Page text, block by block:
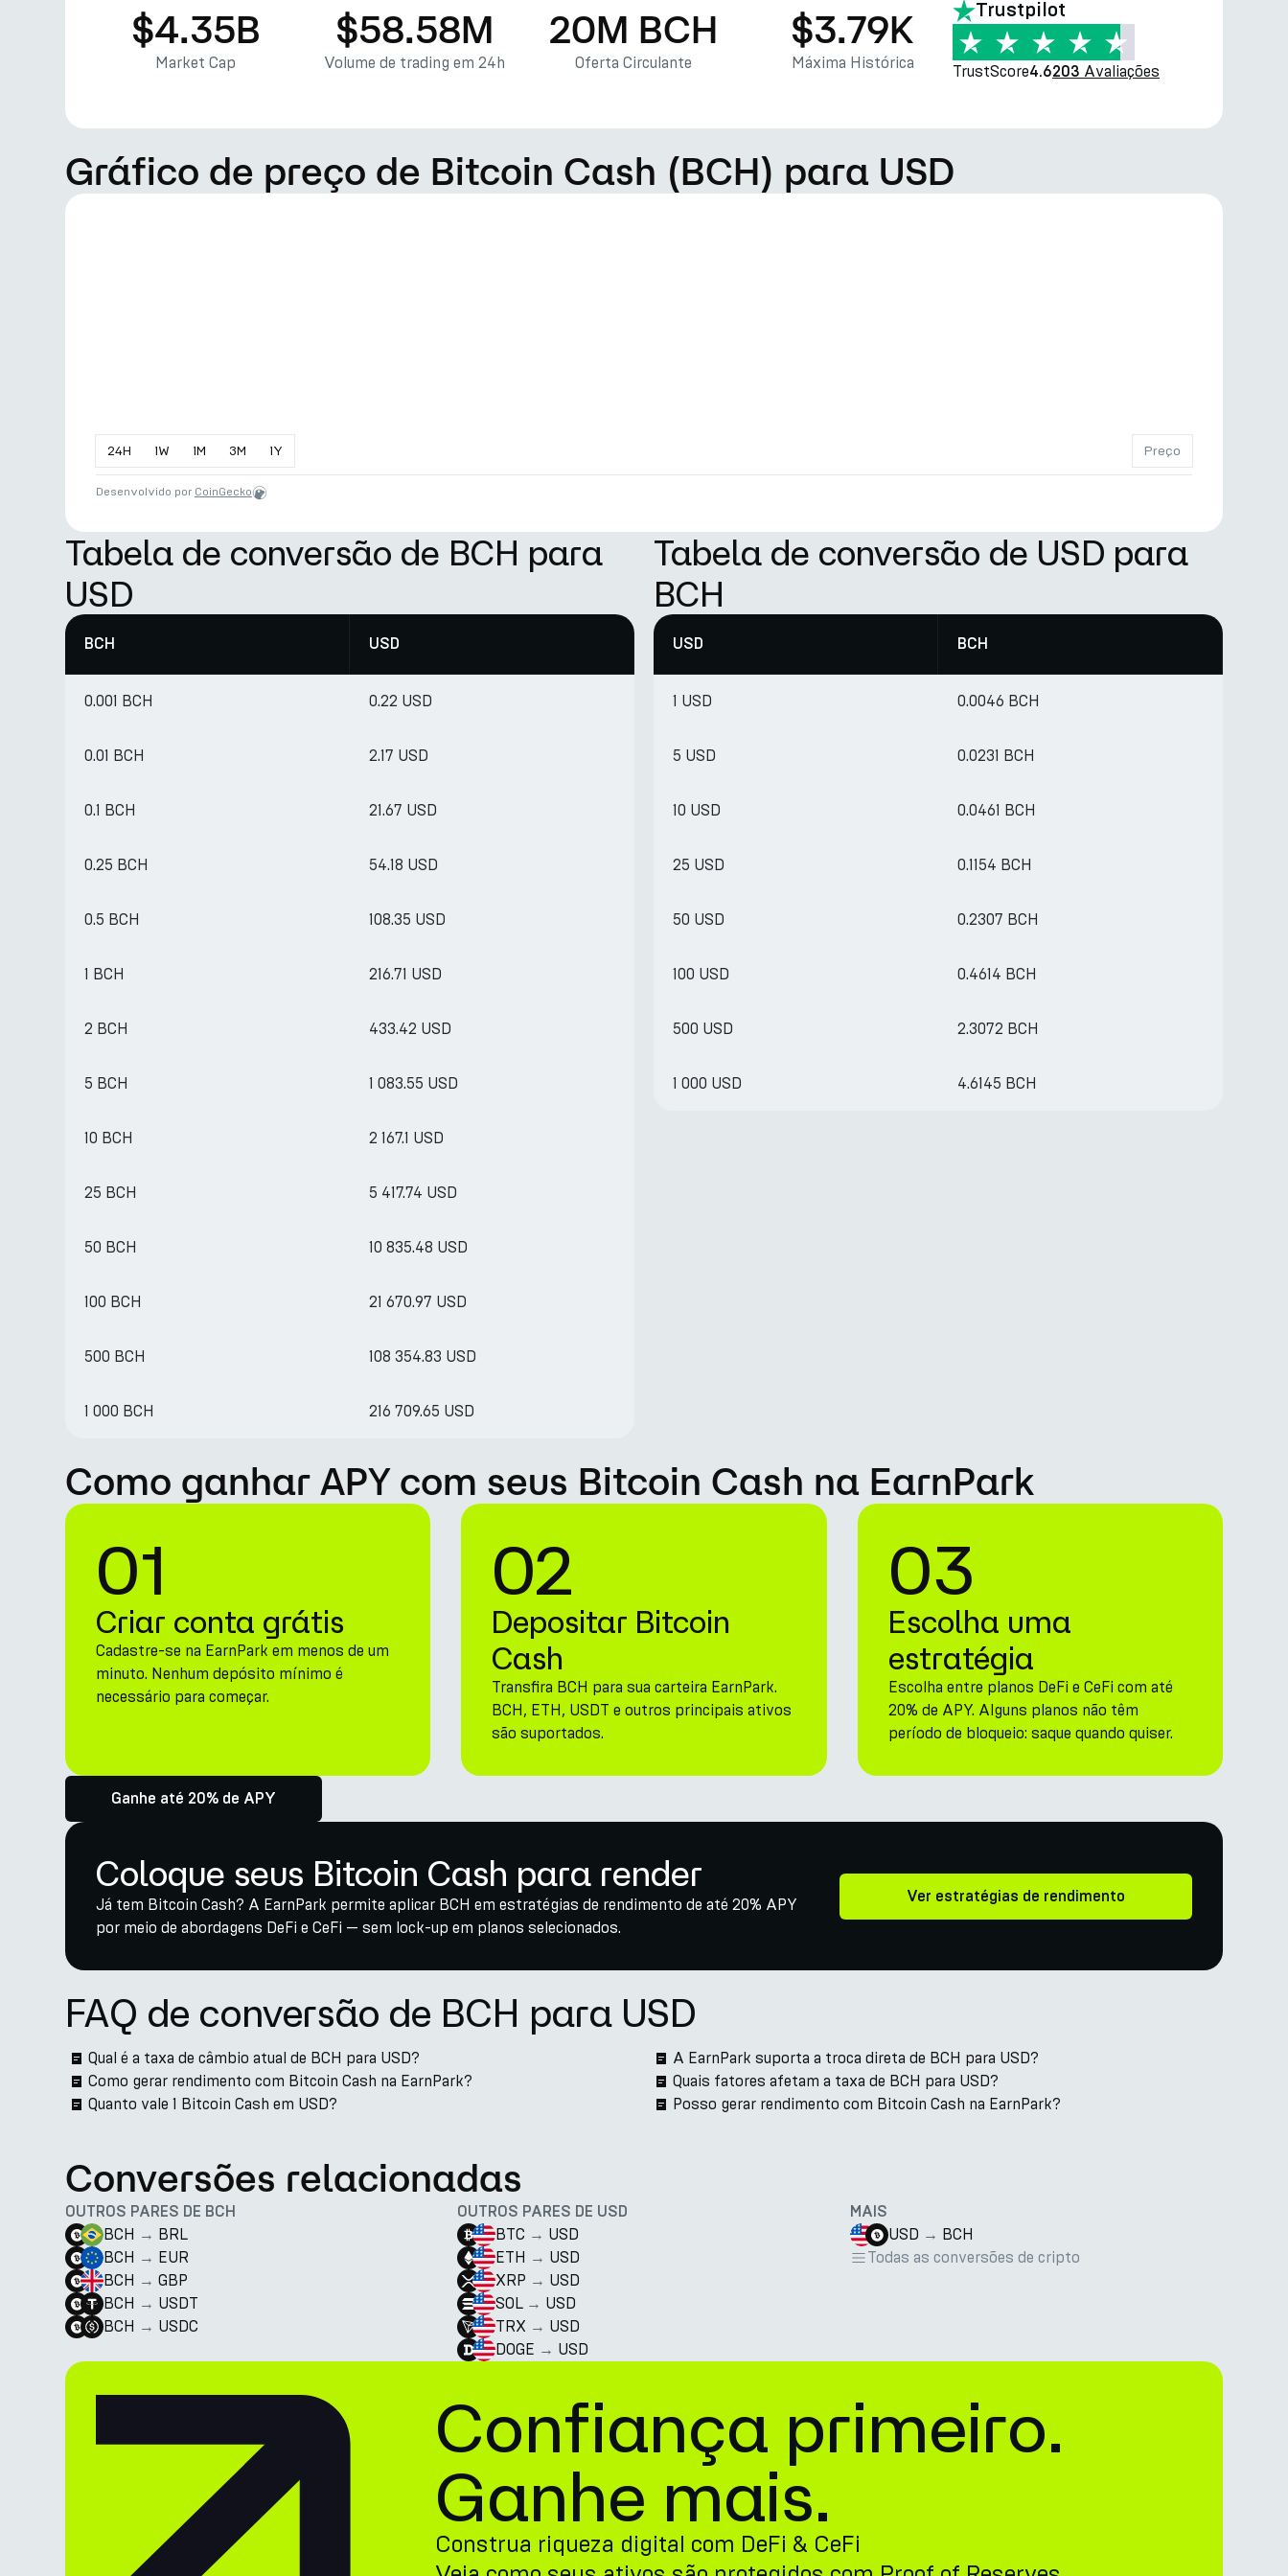
$4.35B
Market Cap
$58.58M
Volume de trading em 24h
20M BCH
Oferta Circulante
$3.79K
Máxima Histórica
Trustpilot
TrustScore4.6203 Avaliações
Gráfico de preço de Bitcoin Cash (BCH) para USD
24H 1W 1M 3M 1Y Preço
Desenvolvido por CoinGecko
Tabela de conversão de BCH para
USD
BCH USD
0.001 BCH 0.22 USD
0.01 BCH 2.17 USD
0.1 BCH 21.67 USD
0.25 BCH 54.18 USD
0.5 BCH 108.35 USD
1 BCH 216.71 USD
2 BCH 433.42 USD
5 BCH 1 083.55 USD
10 BCH 2 167.1 USD
25 BCH 5 417.74 USD
50 BCH 10 835.48 USD
100 BCH 21 670.97 USD
500 BCH 108 354.83 USD
1 000 BCH 216 709.65 USD
Tabela de conversão de USD para
BCH
USD BCH
1 USD 0.0046 BCH
5 USD 0.0231 BCH
10 USD 0.0461 BCH
25 USD 0.1154 BCH
50 USD 0.2307 BCH
100 USD 0.4614 BCH
500 USD 2.3072 BCH
1 000 USD 4.6145 BCH
Como ganhar APY com seus Bitcoin Cash na EarnPark
01
Criar conta grátis
Cadastre-se na EarnPark em menos de um
minuto. Nenhum depósito mínimo é
necessário para começar.
02
Depositar Bitcoin
Cash
Transfira BCH para sua carteira EarnPark.
BCH, ETH, USDT e outros principais ativos
são suportados.
03
Escolha uma
estratégia
Escolha entre planos DeFi e CeFi com até
20% de APY. Alguns planos não têm
período de bloqueio: saque quando quiser.
Ganhe até 20% de APY
Coloque seus Bitcoin Cash para render
Já tem Bitcoin Cash? A EarnPark permite aplicar BCH em estratégias de rendimento de até 20% APY
por meio de abordagens DeFi e CeFi — sem lock-up em planos selecionados.
Ver estratégias de rendimento
FAQ de conversão de BCH para USD
Qual é a taxa de câmbio atual de BCH para USD?
Como gerar rendimento com Bitcoin Cash na EarnPark?
Quanto vale 1 Bitcoin Cash em USD?
A EarnPark suporta a troca direta de BCH para USD?
Quais fatores afetam a taxa de BCH para USD?
Posso gerar rendimento com Bitcoin Cash na EarnPark?
Conversões relacionadas
OUTROS PARES DE BCH
BCH → BRL
BCH → EUR
BCH → GBP
BCH → USDT
BCH → USDC
OUTROS PARES DE USD
BTC → USD
ETH → USD
XRP → USD
SOL → USD
TRX → USD
DOGE → USD
MAIS
USD → BCH
Todas as conversões de cripto
Confiança primeiro.
Ganhe mais.
Construa riqueza digital com DeFi & CeFi